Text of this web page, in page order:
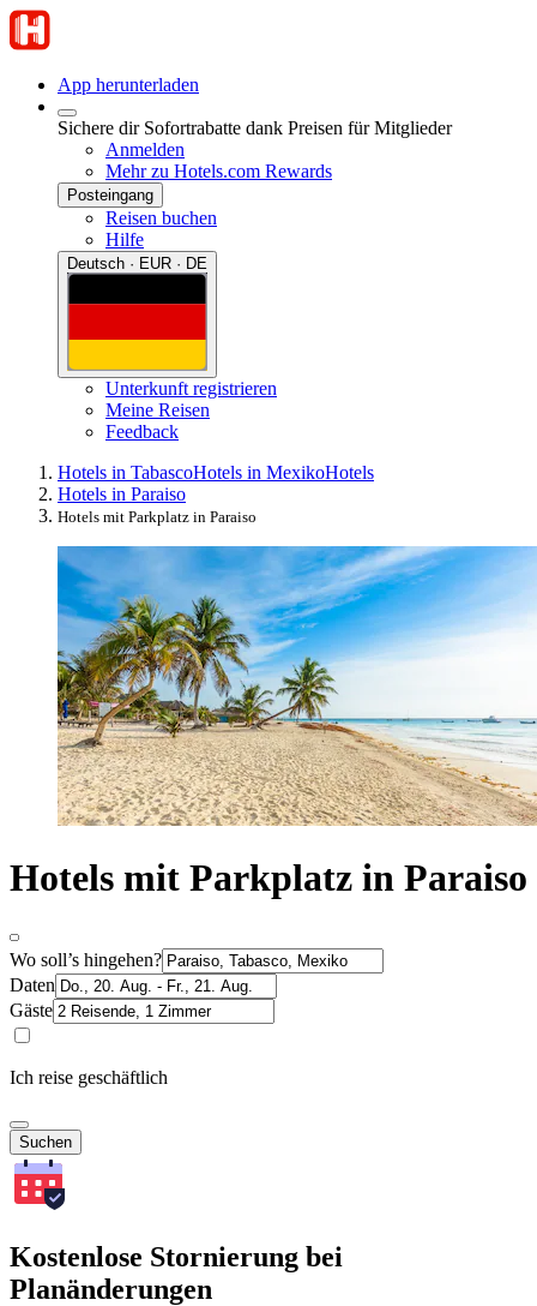
App herunterladen
Sichere dir Sofortrabatte dank Preisen für Mitglieder
Anmelden
Mehr zu Hotels.com Rewards
Posteingang
Reisen buchen
Hilfe
Deutsch · EUR · DE
Unterkunft registrieren
Meine Reisen
Feedback
Hotels in TabascoHotels in MexikoHotels
Hotels in Paraiso
Hotels mit Parkplatz in Paraiso
Hotels mit Parkplatz in Paraiso
Wo soll’s hingehen?
Daten
Gäste
Ich reise geschäftlich
Suchen
Kostenlose Stornierung bei
Planänderungen